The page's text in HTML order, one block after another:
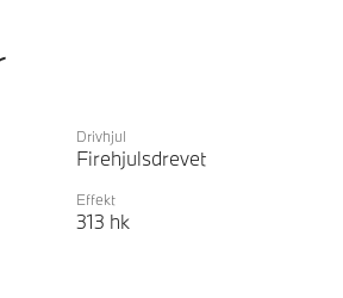
Drivhjul
Firehjulsdrevet
Effekt
313 hk